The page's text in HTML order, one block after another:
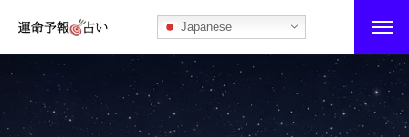
Japanese
運命予報占い
運命予報占いとは